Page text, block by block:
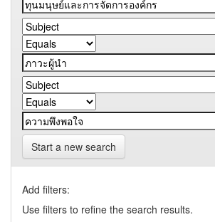
Start a new search
Add filters:
Use filters to refine the search results.